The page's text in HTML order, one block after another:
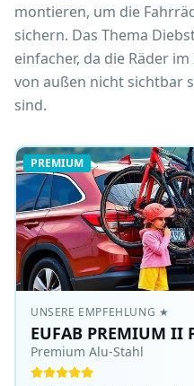
montieren, um die
sichern. Das Thema
einfacher, da die Räder
von außen nicht sichtbar
sind.
PREMIUM
UNSERE EMPFEHLUNG ★
EUFAB PREMIUM II
Premium Alu-Stahl